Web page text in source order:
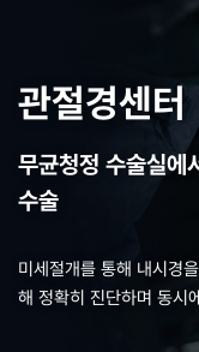
관절경센터
무균청정 수술실에
수술
미세절개를 통해 내시경
해 정확히 진단하며 동시